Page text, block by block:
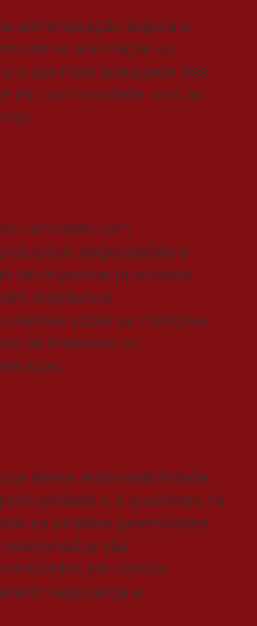
administração segura e
orientação ao
o uso mais adequado dos
em conformidade com as
constante com
negociações e
de organizar processos
orientamos
clientes sobre as melhores
de materiais ou
dessa responsabilidade,
e a qualidade na
os projetos gerenciados.
são
em nossos
segurança e